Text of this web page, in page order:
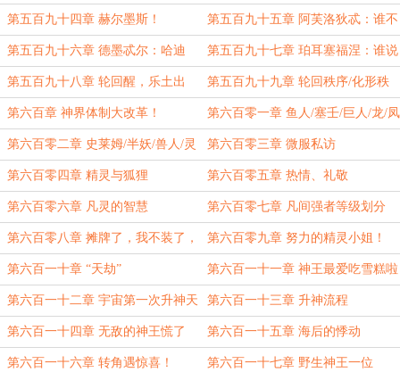
拉！ 斯托斯/爱与美的本质
第五百九十四章 赫尔墨斯！ 第五百九十五章 阿芙洛狄忒：谁不
爱我？谁真爱我？
第五百九十六章 德墨忒尔：哈迪
斯，你想干什么？！！
第五百九十七章 珀耳塞福涅：谁说
我不愿意？我非冥王不嫁！
第五百九十八章 轮回醒，乐土出 第五百九十九章 轮回秩序/化形秩
序
第六百章 神界体制大改革！ 第六百零一章 鱼人/塞壬/巨人/龙/凤
第六百零二章 史莱姆/半妖/兽人/灵
兽
第六百零三章 微服私访
第六百零四章 精灵与狐狸 第六百零五章 热情、礼敬
第六百零六章 凡灵的智慧 第六百零七章 凡间强者等级划分
第六百零八章 摊牌了，我不装了，
想低调真是太难了
第六百零九章 努力的精灵小姐！
第六百一十章 “天劫” 第六百一十一章 神王最爱吃雪糕啦
第六百一十二章 宇宙第一次升神天
劫
第六百一十三章 升神流程
第六百一十四章 无敌的神王慌了 第六百一十五章 海后的悸动
第六百一十六章 转角遇惊喜！ 第六百一十七章 野生神王一位